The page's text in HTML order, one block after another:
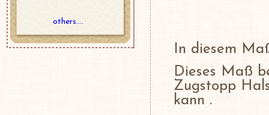
others....
In diesem
Dieses Maß
Zugstopp
kann .